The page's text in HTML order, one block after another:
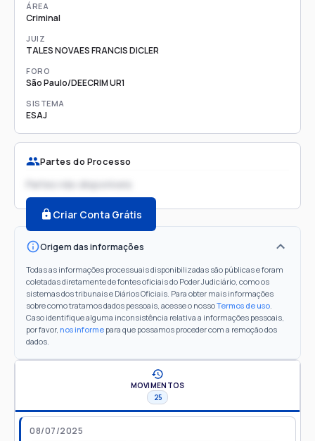
ÁREA
Criminal
JUIZ
TALES NOVAES FRANCIS DICLER
FORO
São Paulo/DEECRIM UR1
SISTEMA
ESAJ
Partes do Processo
Partes não disponíveis
Criar Conta Grátis
Origem das informações
Todas as informações processuais disponibilizadas são públicas e foram
coletadas diretamente de fontes oficiais do Poder Judiciário, como os
sistemas dos tribunais e Diários Oficiais. Para obter mais informações
sobre como tratamos dados pessoais, acesse o nossoTermos de uso.
Caso identifique alguma inconsistência relativa a informações pessoais,
por favor, nos informe para que possamos proceder com a remoção dos
dados.
MOVIMENTOS
25
08/07/2025